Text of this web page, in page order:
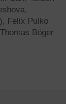
Felix Pulko
Böger